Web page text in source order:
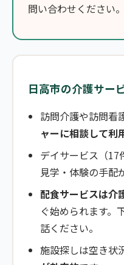
問い合わせください。
日高市の介護サー
訪問介護や訪問看
ャーに相談して利
デイサービス（17
見学・体験の手配
配食サービスは介
ぐ始められます。
話ください。
施設探しは空き状